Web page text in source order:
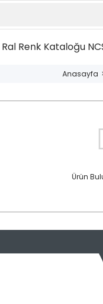
Ral Renk Kataloğu
Anasayfa
Ürün